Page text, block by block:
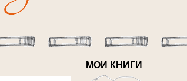
МОИ КНИГИ